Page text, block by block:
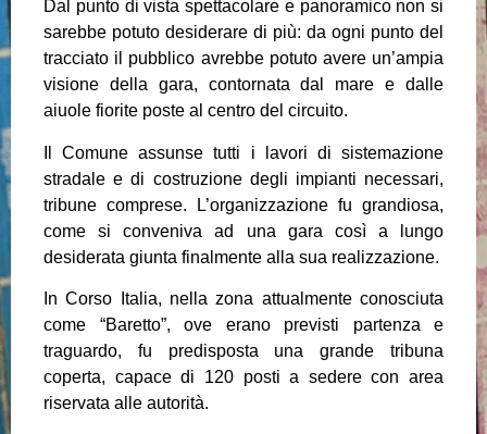
Dal punto di vista spettacolare e panoramico non si
sarebbe potuto desiderare di più: da ogni punto del
tracciato il pubblico avrebbe potuto avere un’ampia
visione della gara, contornata dal mare e dalle
aiuole fiorite poste al centro del circuito.
Il Comune assunse tutti i lavori di sistemazione
stradale e di costruzione degli impianti necessari,
tribune comprese. L’organizzazione fu grandiosa,
come si conveniva ad una gara così a lungo
desiderata giunta finalmente alla sua realizzazione.
In Corso Italia, nella zona attualmente conosciuta
come “Baretto”, ove erano previsti partenza e
traguardo, fu predisposta una grande tribuna
coperta, capace di 120 posti a sedere con area
riservata alle autorità.